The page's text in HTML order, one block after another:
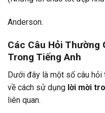
Anderson.
Các Câu Hỏi Thường
Trong Tiếng Anh
Dưới đây là một số câu
về cách sử dụng lời mời
liên quan.